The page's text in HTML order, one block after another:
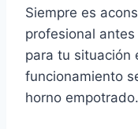
Siempre es
profesional
para tu situación
funcionamiento
horno empotrado.